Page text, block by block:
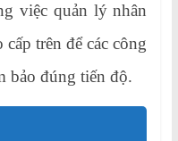
việc quản lý nhân
trên để các công
bảo đúng tiến độ.